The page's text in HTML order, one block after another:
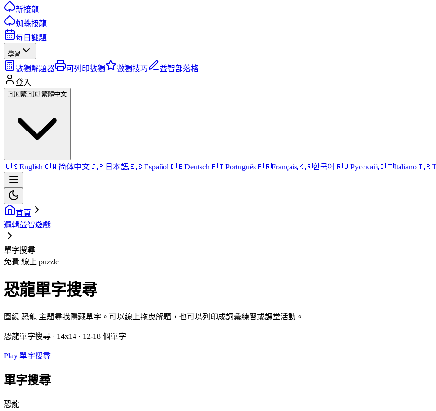
新接龍
蜘蛛接龍
每日謎題
學習
數獨解題器 可列印數獨 數獨技巧
益智部落格
登入
🇭🇰繁🇭🇰 繁體中文
🇺🇸English🇨🇳简体中文🇯🇵 日本語🇪🇸Español🇩🇪Deutsch🇵🇹Português🇫🇷Français🇰🇷한국어🇷🇺Русский🇮🇹Italiano🇹🇷
首頁
邏輯益智遊戲
單字搜尋
免費 線上 puzzle
恐龍單字搜尋
圍繞 恐龍 主題尋找隱藏單字。可以線上拖曳解題，也可以列印成詞彙練習或課堂活動。
恐龍單字搜尋 · 14x14 · 12-18 個單字
Play 單字搜尋
單字搜尋
恐龍